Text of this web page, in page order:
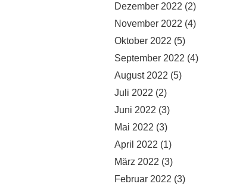
Dezember 2022 (2)
November 2022 (4)
Oktober 2022 (5)
September 2022 (4)
August 2022 (5)
Juli 2022 (2)
Juni 2022 (3)
Mai 2022 (3)
April 2022 (1)
März 2022 (3)
Februar 2022 (3)